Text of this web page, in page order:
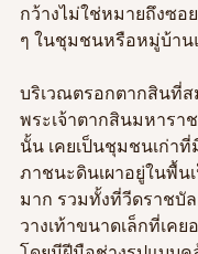
กว้างไม่ใช่หมายถึงซอ
ๆ ในชุมชนหรือหมู่บ้าน
บริเวณตรอกตากสินที่ส
พระเจ้าตากสินมหารา
นั้น เคยเป็นชุมชนเก่า
ภาชนะดินเผาอยู่ในพื้น
มาก รวมทั้งที่วีดราชบั
วางเท้าขนาดเล็กที่เค